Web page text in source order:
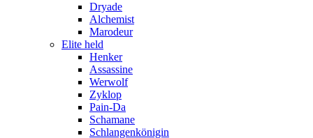
Dryade
Alchemist
Marodeur
Elite held
Henker
Assassine
Werwolf
Zyklop
Pain-Da
Schamane
Schlangenkönigin